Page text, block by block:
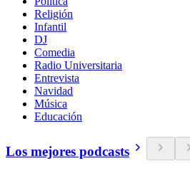
Religión
Infantil
DJ
Comedia
Radio Universitaria
Entrevista
Navidad
Música
Educación
Los mejores podcasts